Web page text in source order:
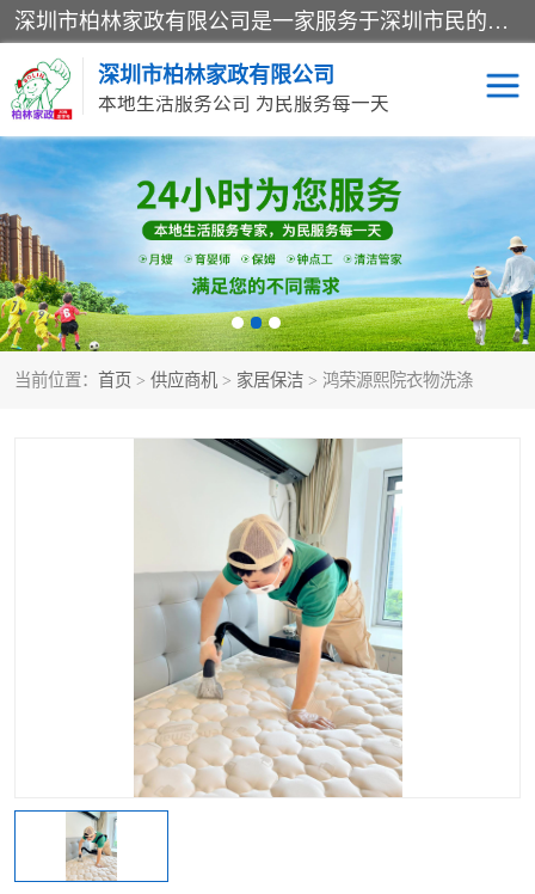
深圳市柏林家政有限公司是一家服务于深圳市民的专业家政公司。致力于为客户提供高质量、多维度的家庭服务，包括养老、母婴、月嫂育婴早教、康复理疗、家电清洗和保洁等方面的专业服务。
深圳市柏林家政有限公司
本地生活服务公司 为民服务每一天
当前位置： 首页 > 供应商机 > 家居保洁 > 鸿荣源熙院衣物洗涤
家居保洁 护工月嫂
家庭保姆 家政服务